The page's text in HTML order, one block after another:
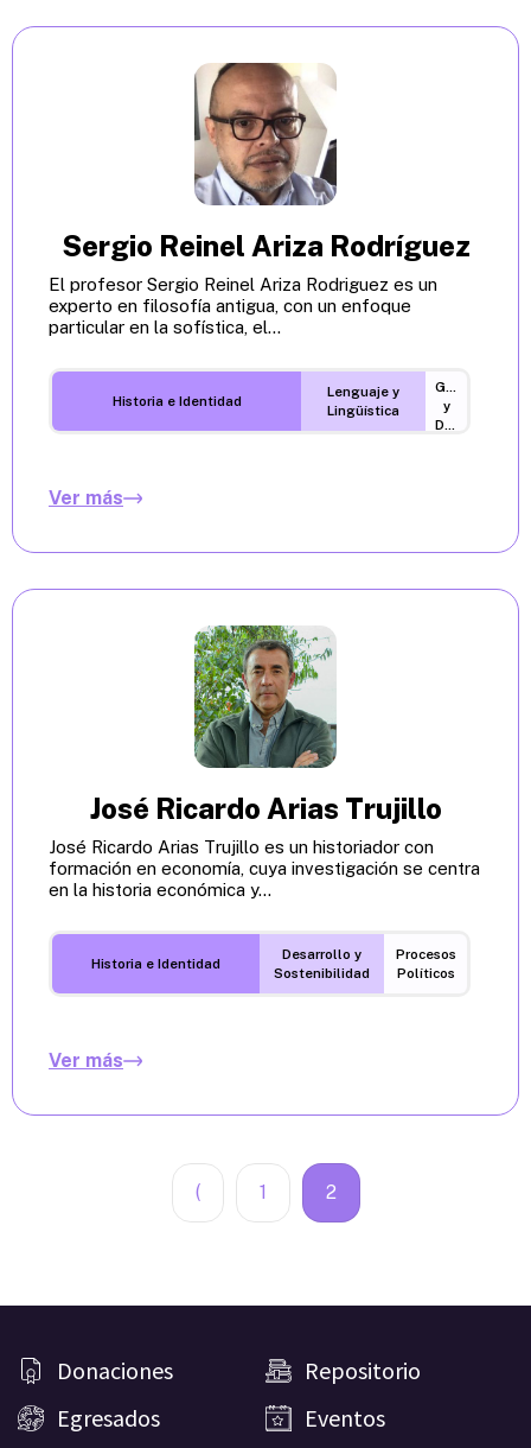
Sergio Reinel Ariza Rodríguez
El profesor Sergio Reinel Ariza Rodriguez es un
experto en filosofía antigua, con un enfoque
particular en la sofística, el...
Historia e Identidad
Lenguaje y
Lingüística
Género
y
Diversidades
Ver más
José Ricardo Arias Trujillo
José Ricardo Arias Trujillo es un historiador con
formación en economía, cuya investigación se centra
en la historia económica y...
Historia e Identidad
Desarrollo y
Sostenibilidad
Procesos
Políticos
Ver más
( 1 2
Donaciones
Repositorio
Egresados
Eventos